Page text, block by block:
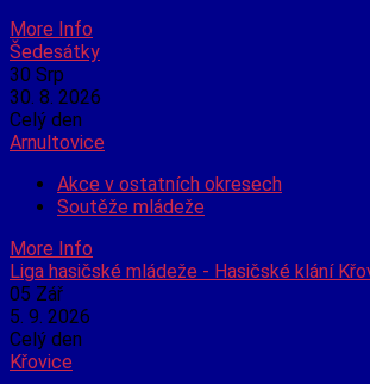
More Info
Šedesátky
30 Srp
30. 8. 2026
Celý den
Arnultovice
Akce v ostatních okresech
Soutěže mládeže
More Info
Liga hasičské mládeže - Hasičské klání
05 Zář
5. 9. 2026
Celý den
Křovice